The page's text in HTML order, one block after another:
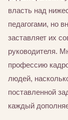
власть над
педагогами, но
заставляет их
руководителя.
профессию
людей,
поставленной
каждый